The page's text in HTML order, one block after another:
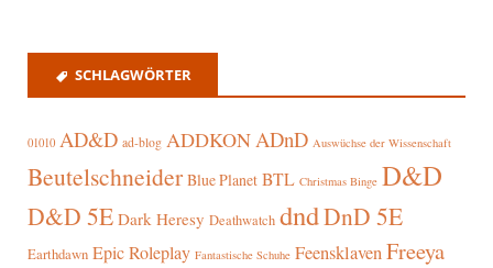
SCHLAGWÖRTER
01010 AD&D ad-blog ADDKONADnD Auswüchse der Wissenschaft
Beutelschneider Blue Planet BTL Christmas Binge D&D
D&D 5E Dark Heresy Deathwatch dndDnD 5E
Earthdawn Epic Roleplay Fantastische Schuhe FeensklavenFreeya